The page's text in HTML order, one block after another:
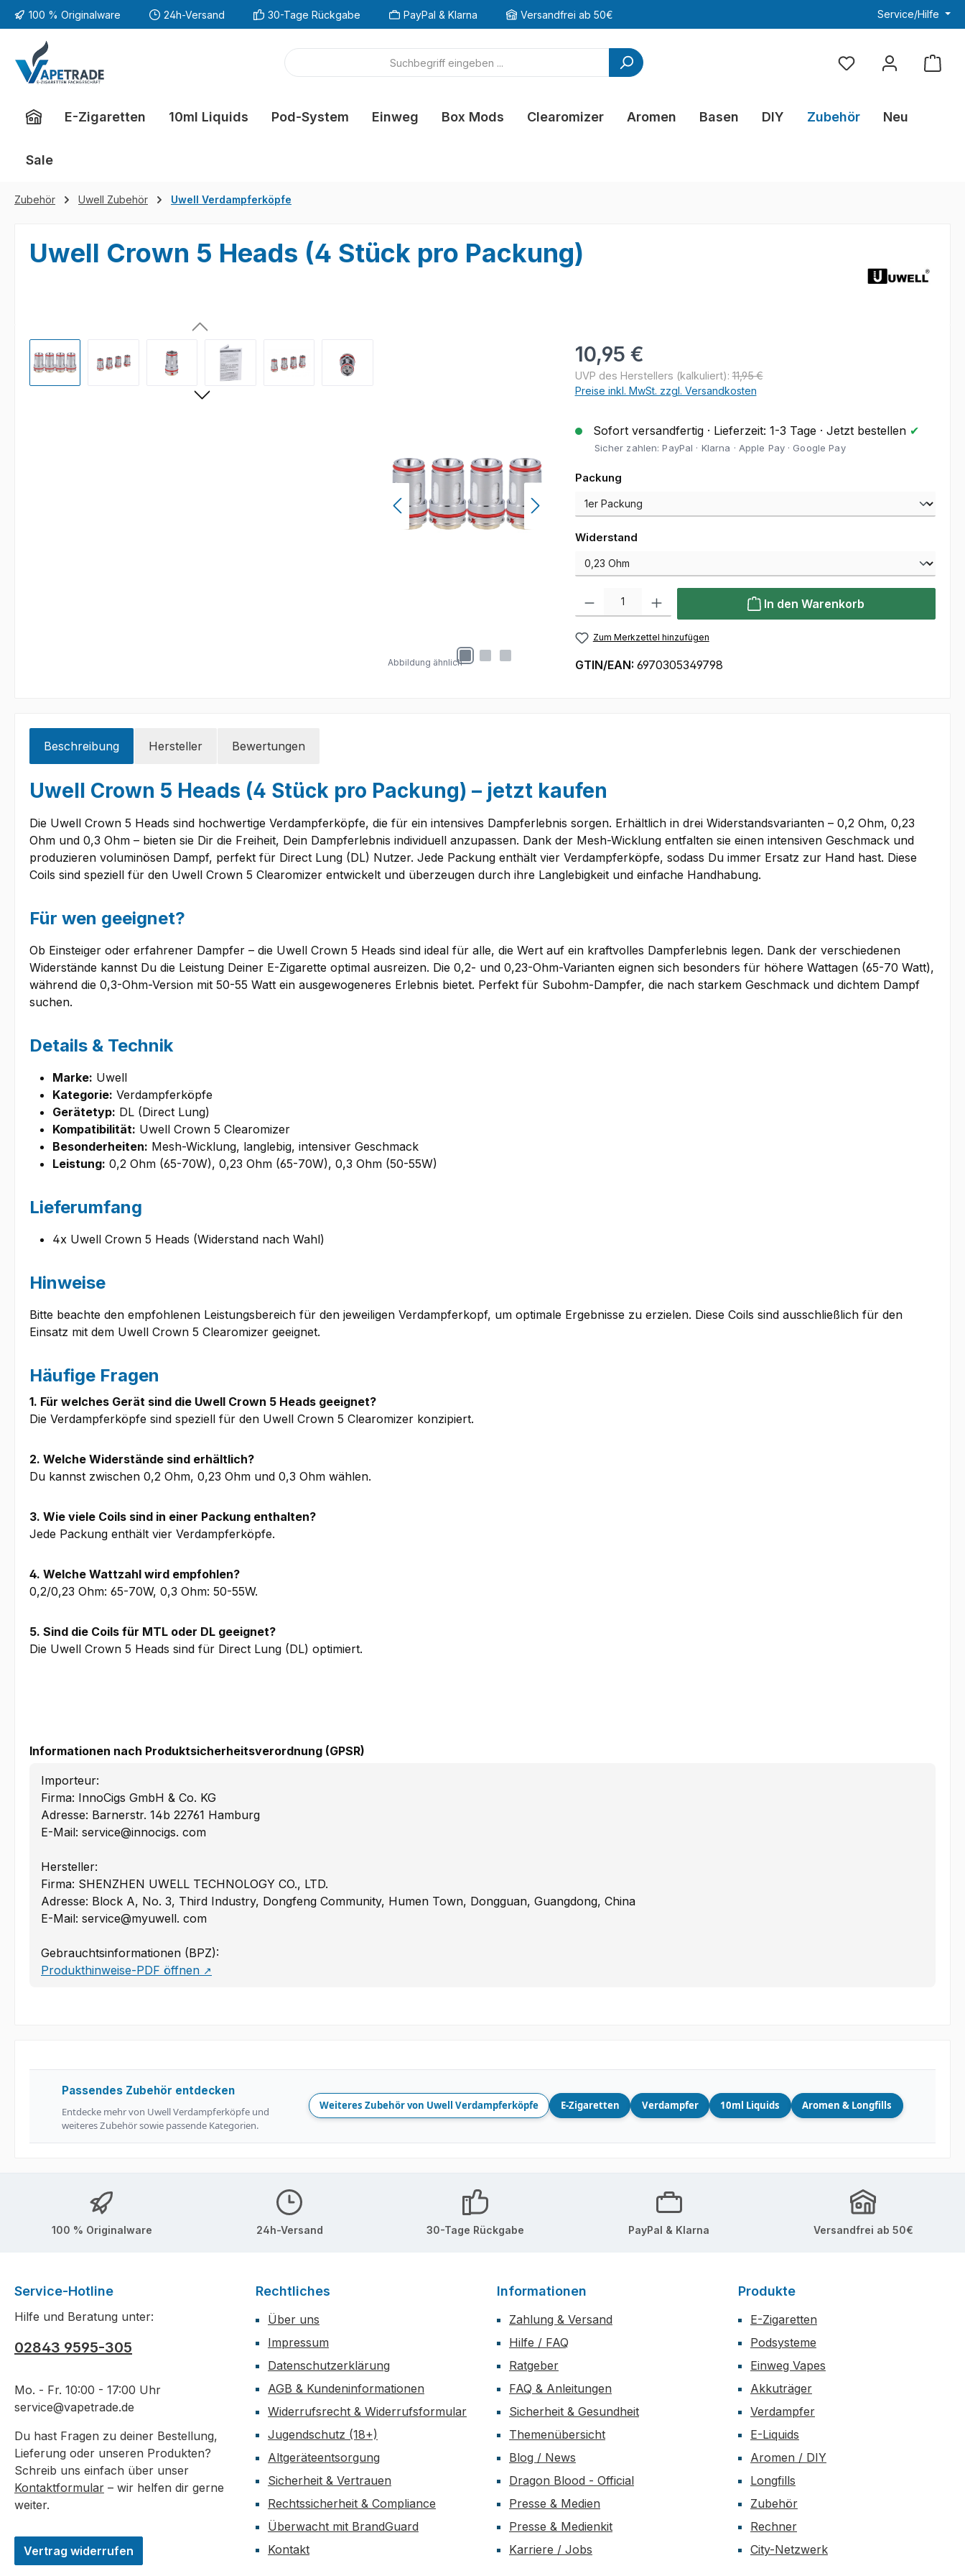
Hauptinhalt springen
Zur Suche springen
Zur Hauptnavigation springen
100 % Originalware 24h-Versand 30-Tage Rückgabe PayPal & Klarna Versandfrei ab 50€ Service/Hilfe
Du hast 0 Produkte
E-Zigaretten 10ml Liquids Pod-System Einweg Box Mods Clearomizer Aromen Basen DIY Zubehör Neu
Sale
Zubehör Uwell Zubehör Uwell Verdampferköpfe
Uwell Crown 5 Heads (4 Stück pro Packung)
Bildergalerie überspringen
Abbildung ähnlich
Regulärer Preis:
10,95 €
UVP des Herstellers (kalkuliert):11,95 €
Preise inkl. MwSt. zzgl. Versandkosten
Sofort versandfertig · Lieferzeit: 1-3 Tage · Jetzt bestellen ✔
Sicher zahlen: PayPal · Klarna · Apple Pay · Google Pay
Packungauswählen
Widerstandauswählen
Produkt Anzahl: Gib den gewünschten Wert ein oder benutze die Schaltflächen
In den Warenkorb
Zum Merkzettel hinzufügen
GTIN/EAN: 6970305349798
Beschreibung Hersteller Bewertungen
Uwell Crown 5 Heads (4 Stück pro Packung) – jetzt kaufen
Die Uwell Crown 5 Heads sind hochwertige Verdampferköpfe, die für ein intensives Dampferlebnis sorgen. Erhältlich in drei Widerstandsvarianten – 0,2 Ohm, 0,23
Ohm und 0,3 Ohm – bieten sie Dir die Freiheit, Dein Dampferlebnis individuell anzupassen. Dank der Mesh-Wicklung entfalten sie einen intensiven Geschmack und
produzieren voluminösen Dampf, perfekt für Direct Lung (DL) Nutzer. Jede Packung enthält vier Verdampferköpfe, sodass Du immer Ersatz zur Hand hast. Diese
Coils sind speziell für den Uwell Crown 5 Clearomizer entwickelt und überzeugen durch ihre Langlebigkeit und einfache Handhabung.
Für wen geeignet?
Ob Einsteiger oder erfahrener Dampfer – die Uwell Crown 5 Heads sind ideal für alle, die Wert auf ein kraftvolles Dampferlebnis legen. Dank der verschiedenen
Widerstände kannst Du die Leistung Deiner E-Zigarette optimal ausreizen. Die 0,2- und 0,23-Ohm-Varianten eignen sich besonders für höhere Wattagen (65-70 Watt),
während die 0,3-Ohm-Version mit 50-55 Watt ein ausgewogeneres Erlebnis bietet. Perfekt für Subohm-Dampfer, die nach starkem Geschmack und dichtem Dampf
suchen.
Details & Technik
Marke: Uwell
Kategorie: Verdampferköpfe
Gerätetyp: DL (Direct Lung)
Kompatibilität: Uwell Crown 5 Clearomizer
Besonderheiten: Mesh-Wicklung, langlebig, intensiver Geschmack
Leistung: 0,2 Ohm (65-70W), 0,23 Ohm (65-70W), 0,3 Ohm (50-55W)
Lieferumfang
4x Uwell Crown 5 Heads (Widerstand nach Wahl)
Hinweise
Bitte beachte den empfohlenen Leistungsbereich für den jeweiligen Verdampferkopf, um optimale Ergebnisse zu erzielen. Diese Coils sind ausschließlich für den
Einsatz mit dem Uwell Crown 5 Clearomizer geeignet.
Häufige Fragen
1. Für welches Gerät sind die Uwell Crown 5 Heads geeignet?
Die Verdampferköpfe sind speziell für den Uwell Crown 5 Clearomizer konzipiert.
2. Welche Widerstände sind erhältlich?
Du kannst zwischen 0,2 Ohm, 0,23 Ohm und 0,3 Ohm wählen.
3. Wie viele Coils sind in einer Packung enthalten?
Jede Packung enthält vier Verdampferköpfe.
4. Welche Wattzahl wird empfohlen?
0,2/0,23 Ohm: 65-70W, 0,3 Ohm: 50-55W.
5. Sind die Coils für MTL oder DL geeignet?
Die Uwell Crown 5 Heads sind für Direct Lung (DL) optimiert.
Informationen nach Produktsicherheitsverordnung (GPSR)
Importeur:
Firma: InnoCigs GmbH & Co. KG
Adresse: Barnerstr. 14b 22761 Hamburg
E-Mail: service@innocigs. com
Hersteller:
Firma: SHENZHEN UWELL TECHNOLOGY CO., LTD.
Adresse: Block A, No. 3, Third Industry, Dongfeng Community, Humen Town, Dongguan, Guangdong, China
E-Mail: service@myuwell. com
Gebrauchtsinformationen (BPZ):
Produkthinweise-PDF öffnen ↗
Passendes Zubehör entdecken
Entdecke mehr von Uwell Verdampferköpfe und
weiteres Zubehör sowie passende Kategorien.
Weiteres Zubehör von Uwell Verdampferköpfe E-Zigaretten Verdampfer 10ml Liquids Aromen & Longfills
100 % Originalware 24h-Versand 30-Tage Rückgabe PayPal & Klarna Versandfrei ab 50€
Service-Hotline
Hilfe und Beratung unter:
02843 9595-305
Mo. - Fr. 10:00 - 17:00 Uhr
service@vapetrade.de
Du hast Fragen zu deiner Bestellung,
Lieferung oder unseren Produkten?
Schreib uns einfach über unser
Kontaktformular – wir helfen dir gerne
weiter.
Vertrag widerrufen
Rechtliches
Über uns
Impressum
Datenschutzerklärung
AGB & Kundeninformationen
Widerrufsrecht & Widerrufsformular
Jugendschutz (18+)
Altgeräteentsorgung
Sicherheit & Vertrauen
Rechtssicherheit & Compliance
Überwacht mit BrandGuard
Kontakt
Informationen
Zahlung & Versand
Hilfe / FAQ
Ratgeber
FAQ & Anleitungen
Sicherheit & Gesundheit
Themenübersicht
Blog / News
Dragon Blood - Official
Presse & Medien
Presse & Medienkit
Karriere / Jobs
Produkte
E-Zigaretten
Podsysteme
Einweg Vapes
Akkuträger
Verdampfer
E-Liquids
Aromen / DIY
Longfills
Zubehör
Rechner
City-Netzwerk